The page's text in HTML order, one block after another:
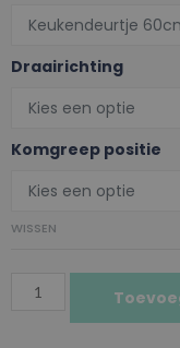
Draairichting
Komgreep positie
WISSEN